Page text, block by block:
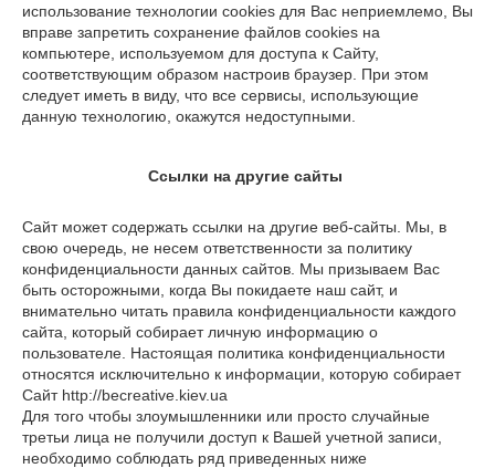
использование технологии cookies для Вас неприемлемо, Вы
вправе запретить сохранение файлов cookies на
компьютере, используемом для доступа к Сайту,
соответствующим образом настроив браузер. При этом
следует иметь в виду, что все сервисы, использующие
данную технологию, окажутся недоступными.
Ссылки на другие сайты
Сайт может содержать ссылки на другие веб-сайты. Мы, в
свою очередь, не несем ответственности за политику
конфиденциальности данных сайтов. Мы призываем Вас
быть осторожными, когда Вы покидаете наш сайт, и
внимательно читать правила конфиденциальности каждого
сайта, который собирает личную информацию о
пользователе. Настоящая политика конфиденциальности
относятся исключительно к информации, которую собирает
Сайт http://becreative.kiev.ua
Для того чтобы злоумышленники или просто случайные
третьи лица не получили доступ к Вашей учетной записи,
необходимо соблюдать ряд приведенных ниже